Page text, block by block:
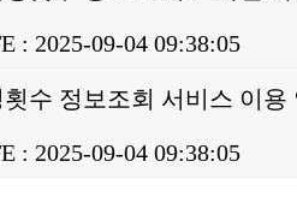
: 2025-09-04 09:38:05
수 정보조회 서비스 이용
: 2025-09-04 09:38:05